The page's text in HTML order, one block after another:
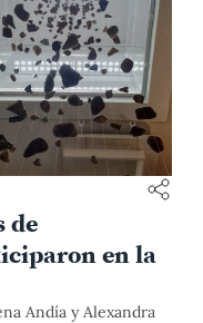
de
en la
Andía y Alexandra